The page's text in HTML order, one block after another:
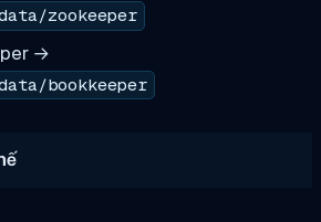
zookeeper
→
bookkeeper